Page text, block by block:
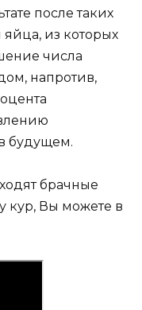
после таких
из которых
числа
напротив,
будущем.
брачные
кур, Вы можете в